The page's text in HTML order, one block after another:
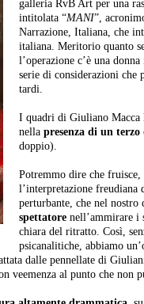
galleria RvB Art per una
intitolata “MANI”,
Narrazione, Italiana, che
italiana. Meritorio quanto
l’operazione c’è una
serie di considerazioni che
tardi.
I quadri di Giuliano Macca
nella presenza di un
doppio).
Potremmo dire che fruisce,
l’interpretazione freudiana
perturbante, che nel nostro
spettatore nell’ammirare i
chiara del ritratto. Così,
psicanalitiche, abbiamo
dalle pennellate di
veemenza al punto che non